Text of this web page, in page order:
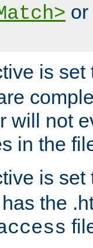
or
is
will not
in the
is
the